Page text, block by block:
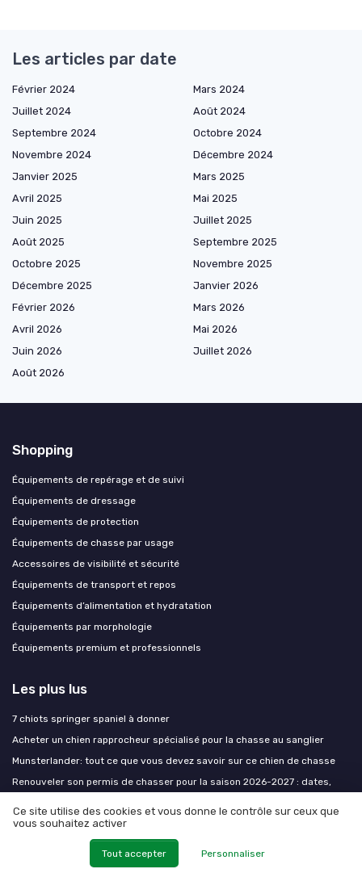
Les articles par date
Février 2024
Mars 2024
Juillet 2024
Août 2024
Septembre 2024
Octobre 2024
Novembre 2024
Décembre 2024
Janvier 2025
Mars 2025
Avril 2025
Mai 2025
Juin 2025
Juillet 2025
Août 2025
Septembre 2025
Octobre 2025
Novembre 2025
Décembre 2025
Janvier 2026
Février 2026
Mars 2026
Avril 2026
Mai 2026
Juin 2026
Juillet 2026
Août 2026
Shopping
Équipements de repérage et de suivi
Équipements de dressage
Équipements de protection
Équipements de chasse par usage
Accessoires de visibilité et sécurité
Équipements de transport et repos
Équipements d’alimentation et hydratation
Équipements par morphologie
Équipements premium et professionnels
Les plus lus
7 chiots springer spaniel à donner
Acheter un chien rapprocheur spécialisé pour la chasse au sanglier
Munsterlander: tout ce que vous devez savoir sur ce chien de chasse
Renouveler son permis de chasser pour la saison 2026-2027 : dates,
tarifs et pièges à éviter
Recette faisan moelleux en cocotte
Les derniers articles
Ce site utilise des cookies et vous donne le contrôle sur ceux que
vous souhaitez activer
Tout accepter Personnaliser